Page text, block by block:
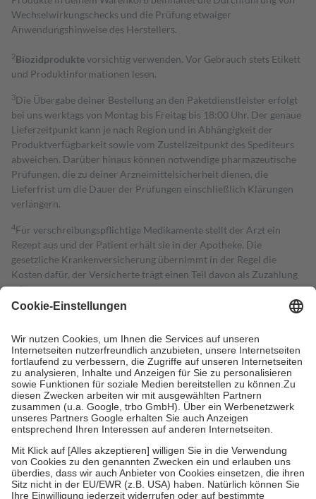
Wechselwirkungschecks und die Prüfung etwaiger
Anwendungshinweise des Herstellers.
2Biozidproduktevorsichtig verwenden. Vor Gebrauch stets Etikett
und Produktinformationen lesen.
3Die Übergabe deiner Bestellung an den Paketdienstleister erfolgt
bei uns werktags von Montag bis Freitag bis 18:00 Uhr. Der genaue
Lieferzeitpunkt kann je nach Region und in Abhängigkeit der
Produktverfügbarkeit sowie vom Zustellzeitpunkt des Spediteurs
abweichen. Darüber hinaus können notwendige pharmazeutische
Prüfungen, die zu deiner Arzneimittelsicherheit dienen, die
Lieferfrist um die Dauer der Prüfungen einschließlich Klärungen
verlängern.
4Für verschreibungspflichtige Medikamente stellt der Arzt ein
Rezept aus und der Patient erhält sie in der Apotheke. Die
gesetzliche Krankenversicherung übernimmt in der Regel die
Kosten dafür, der Versicherte trägt einen Teil davon als Zuzahlung
mit.
Grundsätzlich leisten Mitglieder Zuzahlungen in Höhe von zehn
höchstens zehn Euro.
Es sind jedoch nie mehr als die tatsächlichen
Kosten der Leistung zu entrichten.
Diese Regeln gelten grundsätzlich auch für Online-Apotheken.
Bei Heilmitteln und häuslicher Krankenpflege beträgt die
Zuzahlung zehn Prozent der Kosten sowie zehn Euro je
Verordnung.
Um das Engagement der Versicherten für ihre eigene Gesundheit zu
stärken und die besondere Stellung der Familie zu unterstützen,
fallenkeine Zuzahlungenan bei:
• Kindern und Jugendlichen bis zum vollendeten 18. Lebensjahr
mit Ausnahme der Fahrkosten
• Untersuchungen zur Vorsorge und Früherkennung, die von der